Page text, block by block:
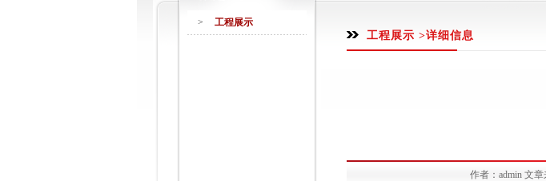
> 工程展示
工程展示 >详细信息
作者：admin 文